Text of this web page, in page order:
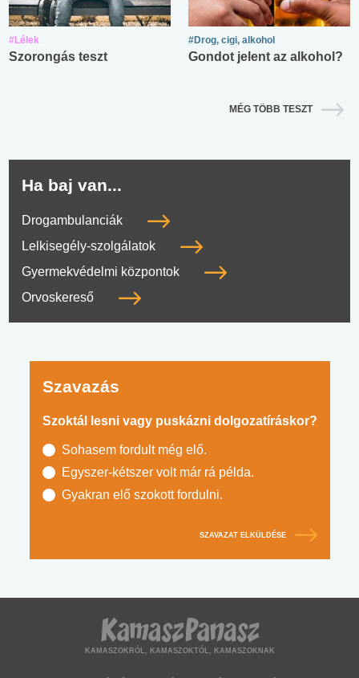
#Lélek
Szorongás teszt
#Drog, cigi, alkohol
Gondot jelent az alkohol?
MÉG TÖBB TESZT
Ha baj van...
Drogambulanciák
Lelkisegély-szolgálatok
Gyermekvédelmi központok
Orvoskereső
Szavazás
Szoktál lesni vagy puskázni dolgozatíráskor?
Sohasem fordult még elő.
Egyszer-kétszer volt már rá példa.
Gyakran elő szokott fordulni.
SZAVAZAT ELKÜLDÉSE
KAMASZOKRÓL, KAMASZOKTÓL, KAMASZOKNAK